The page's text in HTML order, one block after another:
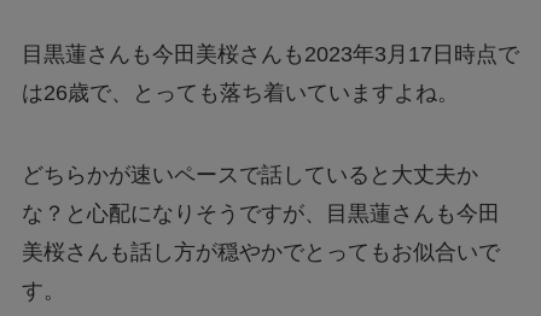
目黒蓮さんも今田美桜さんも2023年3月17日時点で
は26歳で、とっても落ち着いていますよね。
どちらかが速いペースで話していると大丈夫か
な？と心配になりそうですが、目黒蓮さんも今田
美桜さんも話し方が穏やかでとってもお似合いで
す。